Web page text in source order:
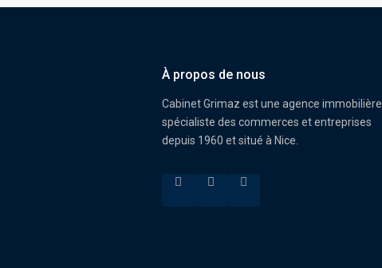
À propos de nous
Cabinet Grimaz est une agence immobilière
spécialiste des commerces et entreprises
depuis 1960 et situé à Nice.